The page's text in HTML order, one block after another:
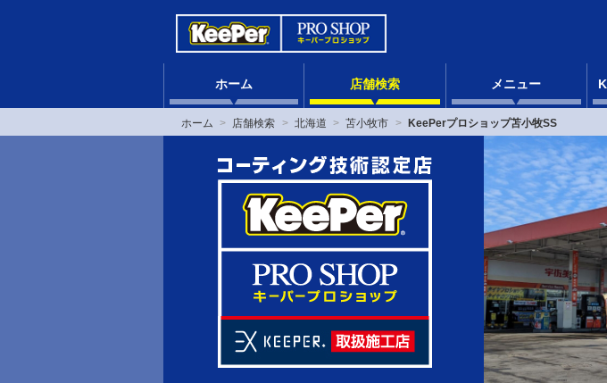
ホーム 店舗検索 メニュー
ホーム 店舗検索 北海道 苫小牧市 KeePerプロショップ苫小牧SS